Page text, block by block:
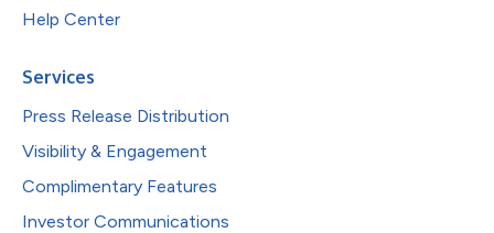
Help Center
Services
Press Release Distribution
Visibility & Engagement
Complimentary Features
Investor Communications